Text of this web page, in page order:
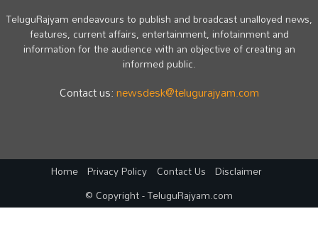
TeluguRajyam endeavours to publish and broadcast unalloyed news,
features, current affairs, entertainment, infotainment and
information for the audience with an objective of creating an
informed public.
Contact us:newsdesk@telugurajyam.com
Home Privacy Policy Contact Us Disclaimer
© Copyright - TeluguRajyam.com